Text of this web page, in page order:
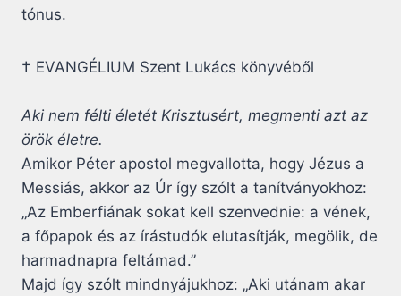
tónus.
† EVANGÉLIUM Szent Lukács könyvéből
Aki nem félti életét Krisztusért, megmenti azt az
örök életre.
Amikor Péter apostol megvallotta, hogy Jézus a
Messiás, akkor az Úr így szólt a tanítványokhoz:
„Az Emberfiának sokat kell szenvednie: a vének,
a főpapok és az írástudók elutasítják, megölik, de
harmadnapra feltámad.”
Majd így szólt mindnyájukhoz: „Aki utánam akar